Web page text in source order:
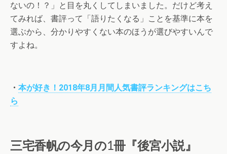
ないの！？」と目を丸くしてしまいました。だけど考え
てみれば、書評って「語りたくなる」ことを基準に本を
選ぶから、分かりやすくない本のほうが選びやすいんで
すよね。
・ 本が好き！2018年8月月間人気書評ランキングはこち
ら
三宅香帆の今月の1冊『後宮小説』